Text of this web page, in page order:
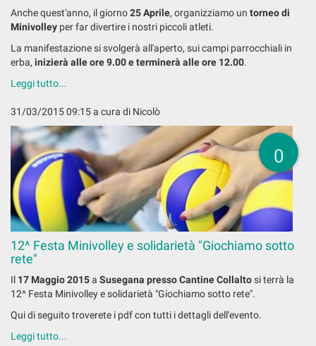
Anche quest'anno, il giorno25 Aprile, organizziamo un torneo di
Minivolley per far divertire i nostri piccoli atleti.
La manifestazione si svolgerà all'aperto, sui campi parrocchiali in
erba, inizierà alle ore 9.00 e terminerà alle ore 12.00.
Leggi tutto...
31/03/2015 09:15a cura di Nicolò
0
12^ Festa Minivolley e solidarietà "Giochiamo sotto
rete"
Il 17 Maggio 2015a Susegana presso Cantine Collaltosi terrà la
12^ Festa Minivolley e solidarietà "Giochiamo sotto rete".
Qui di seguito troverete i pdf con tutti i dettagli dell'evento.
Leggi tutto...